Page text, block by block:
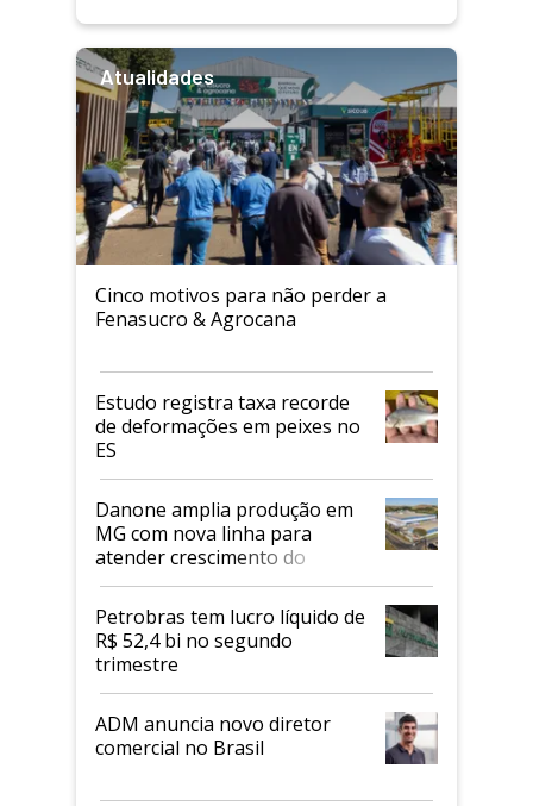
Atualidades
Cinco motivos para não perder a
Fenasucro & Agrocana
Estudo registra taxa recorde
de deformações em peixes no
ES
Danone amplia produção em
MG com nova linha para
atender crescimento do
mercado de alimentos
proteicos
Petrobras tem lucro líquido de
R$ 52,4 bi no segundo
trimestre
ADM anuncia novo diretor
comercial no Brasil